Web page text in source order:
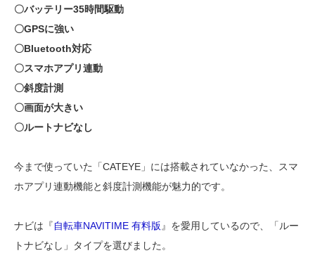
〇バッテリー35時間駆動
〇GPSに強い
〇Bluetooth対応
〇スマホアプリ連動
〇斜度計測
〇画面が大きい
〇ルートナビなし
今まで使っていた「CATEYE」には搭載されていなかった、スマ
ホアプリ連動機能と斜度計測機能が魅力的です。
ナビは『自転車NAVITIME 有料版 』を愛用しているので、「ルー
トナビなし」タイプを選びました。